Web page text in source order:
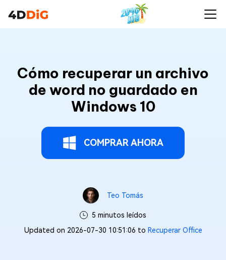
Cómo recuperar un archivo
de word no guardado en
Windows 10
COMPRAR AHORA
Teo Tomás
5 minutos leídos
Updated on 2026-07-30 10:51:06 to Recuperar Office